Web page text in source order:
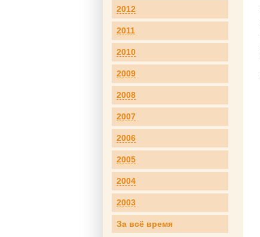
2012
2011
2010
2009
2008
2007
2006
2005
2004
2003
За всё время